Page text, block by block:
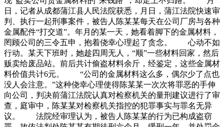
日，记者从成都蒲江县人民法院获悉，月日，蒲江法院快速审
判、执行一起刑事案件，被告人陈某某每天在公司厂房与各种
金属配件“打交道”。年月的某一天，她看着脚下的金属材料，
罔顾公司的三令五申，抱着侥幸心理起了贪念。 心动不如
行动。某天下班时，她趁四周无人，“顺”一些材料回家，然后
贩卖给废品站。前后共计偷盗材料余斤，经鉴定，这些金属材
料价值共计6元。 “公司的金属材料这么多，偶尔少了点也
没人会注意。”这种侥幸心理使得陈某某一次次将罪恶的手伸
向公司，判决前蒲江法院认真对检察机关的量刑建议进行了审
查，庭审中，陈某某对检察机关指控的犯罪事实与罪名无异
议。 法院经审理认为，被告人陈某某的行为已构成盗窃